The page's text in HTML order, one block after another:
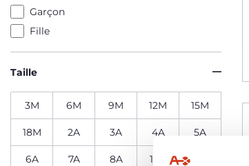
Garçon
Fille
Taille
3M 6M 9M 12M 15M
18M 2A 3A 4A 5A
6A 7A 8A 10A